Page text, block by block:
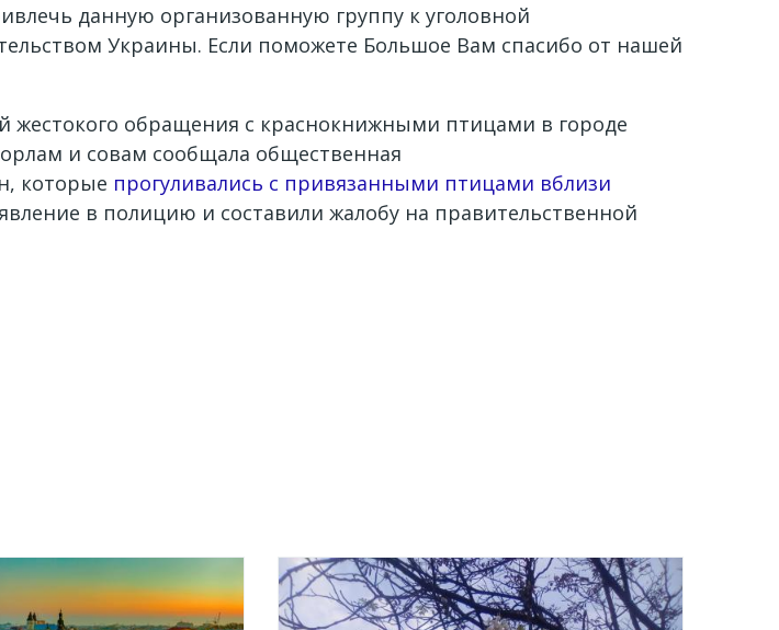
данную организованную группу к уголовной
Украины. Если поможете Большое Вам спасибо от нашей
обращения с краснокнижными птицами в городе
и совам сообщала общественная
которые прогуливались с привязанными птицами вблизи
в полицию и составили жалобу на правительственной